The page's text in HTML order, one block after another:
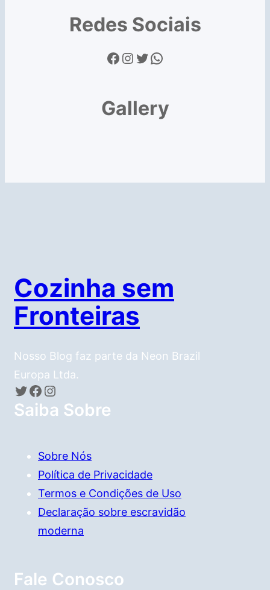
Redes Sociais
Facebook Instagram Twitter WhatsApp
Gallery
Cozinha sem
Fronteiras
Nosso Blog faz parte da Neon Brazil
Europa Ltda.
Twitter Facebook Instagram
Saiba Sobre
Sobre Nós
Política de Privacidade
Termos e Condições de Uso
Declaração sobre escravidão
moderna
Fale Conosco